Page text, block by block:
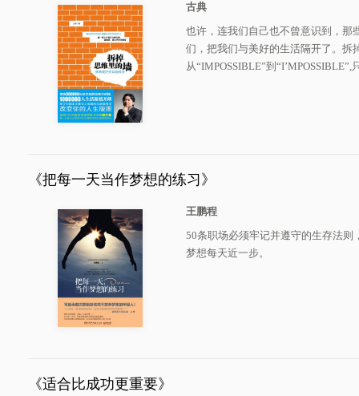
古典
也许，连我们自己也不曾意识到，那
们，把我们与美好的生活隔开了。拆
从“IMPOSSIBLE”到
《把每一天当作梦想的练习》
王鹏程
50条职场必须牢记并遵守的生存法
梦想每天近一步。
《适合比成功更重要》